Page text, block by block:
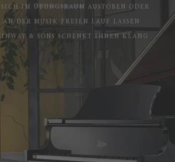
IM ÜBUNGSRAUM AUSTOBEN ODER
DER MUSIK FREIEN LAUF LASSEN
& SONS SCHENKT IHNEN KLANG